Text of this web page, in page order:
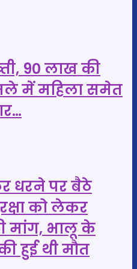
90 लाख की
में महिला समेत
धरने पर बैठे
को लेकर
मांग, भालू के
हुई थी मौत